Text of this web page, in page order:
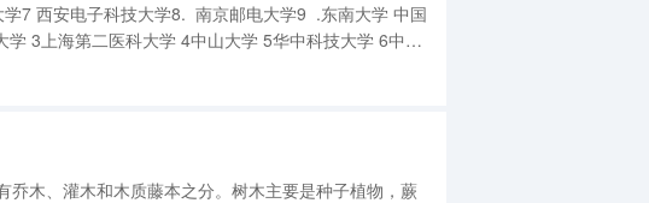
7 西安电子科技大学8. 南京邮电大学9 .东南大学 中国
乔木、灌木和木质藤本之分。树木主要是种子植物，蕨